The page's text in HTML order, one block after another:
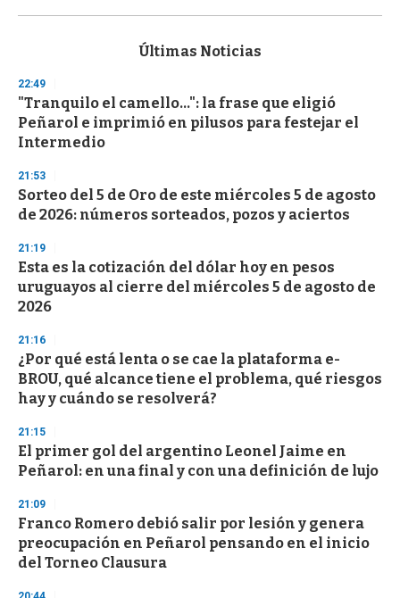
s
d
s
o
f
3
s
e
c
o
d
s
Últimas Noticias
22:49
"Tranquilo el camello...": la frase que eligió
Peñarol e imprimió en pilusos para festejar el
Intermedio
21:53
Sorteo del 5 de Oro de este miércoles 5 de agosto
de 2026: números sorteados, pozos y aciertos
21:19
Esta es la cotización del dólar hoy en pesos
uruguayos al cierre del miércoles 5 de agosto de
2026
21:16
¿Por qué está lenta o se cae la plataforma e-
BROU, qué alcance tiene el problema, qué riesgos
hay y cuándo se resolverá?
21:15
El primer gol del argentino Leonel Jaime en
Peñarol: en una final y con una definición de lujo
21:09
Franco Romero debió salir por lesión y genera
preocupación en Peñarol pensando en el inicio
del Torneo Clausura